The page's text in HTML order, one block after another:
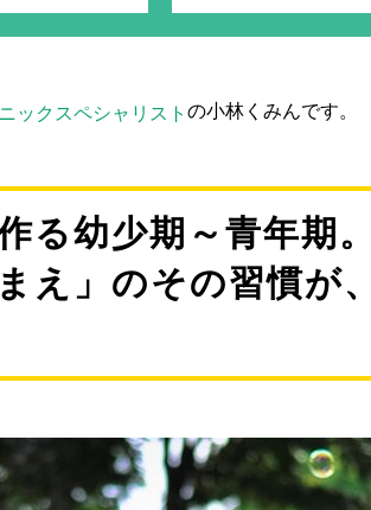
ックスペシャリストの小林くみんです。
る幼少期～青年期。
え」のその習慣が